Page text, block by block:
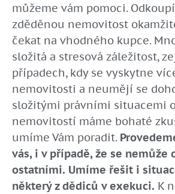
můžeme vám pomoci.
zděděnou nemovitost
čekat na vhodného kupce.
složitá a stresová záležitost,
případech, kdy se vyskytne
nemovitosti a neumějí se
složitými právními situacemi
nemovitostí máme bohaté
umíme Vám poradit.
vás, i v případě, že se nemůže
ostatními. Umíme řešit i
některý z dědiců v exekuci. K